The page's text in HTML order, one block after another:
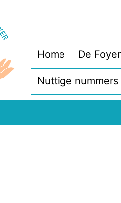
Home De Foyer
Nuttige nummers